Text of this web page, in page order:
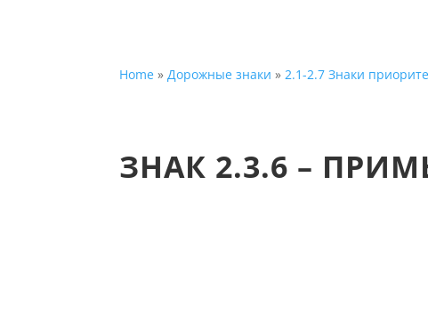
Home » Дорожные знаки » 2.1-2.7 Знаки
ЗНАК 2.3.6 –